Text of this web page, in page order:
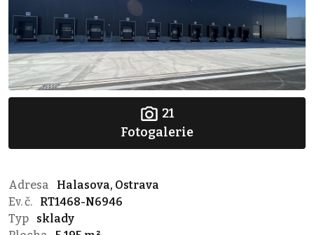
21
Fotogalerie
Adresa
Halasova, Ostrava
Ev. č.
RT1468-N6946
Typ
sklady